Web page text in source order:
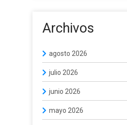
Archivos
agosto 2026
julio 2026
junio 2026
mayo 2026